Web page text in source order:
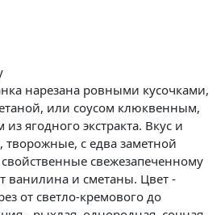
нарезана ровными кусочками,
или соусом клюквенным,
ягодного экстракта. Вкус и
творожные, с едва заметной
свежезапеченному
ванилина и сметаны. Цвет -
от светло-кремового до